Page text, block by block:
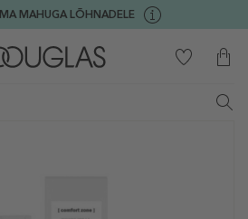
MAHUGA LÕHNADELE